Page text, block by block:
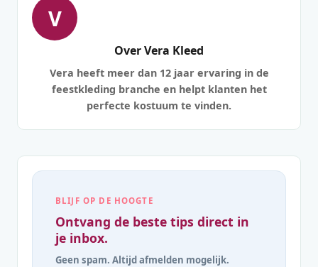
V
Over Vera Kleed
Vera heeft meer dan 12 jaar ervaring in de
feestkleding branche en helpt klanten het
perfecte kostuum te vinden.
BLIJF OP DE HOOGTE
Ontvang de beste tips direct in
je inbox.
Geen spam. Altijd afmelden mogelijk.